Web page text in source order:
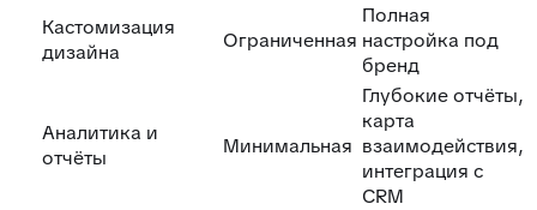
Кастомизация
дизайна
Ограниченная
Полная
настройка под
бренд
Аналитика и
отчёты
Минимальная
Глубокие отчёты,
карта
взаимодействия,
интеграция с
CRM